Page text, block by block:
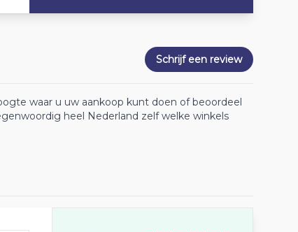
Schrijf een review
waar u uw aankoop kunt doen of beoordeel
heel Nederland zelf welke winkels